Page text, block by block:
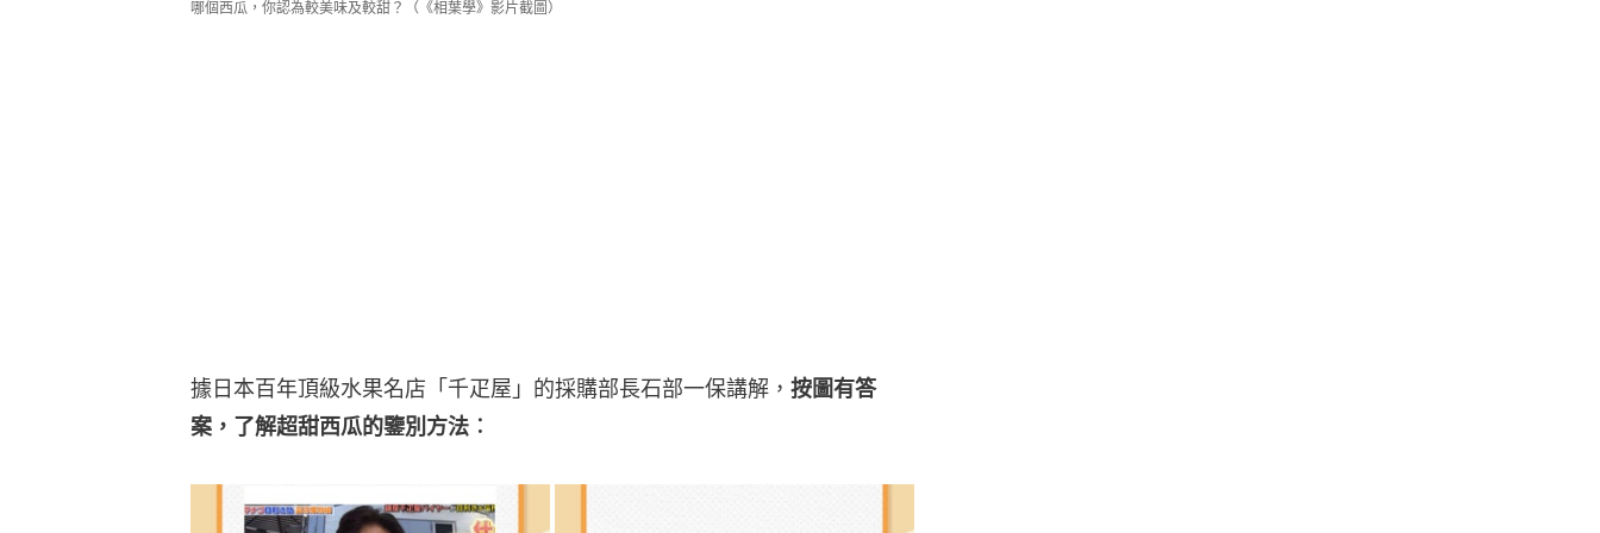
哪個西瓜，你認為較美味及較甜？（《相葉學》影片截圖）
據日本百年頂級水果名店「千疋屋」的採購部長石部一保講解， 按圖有答
案，了解超甜西瓜的鑒別方法︰